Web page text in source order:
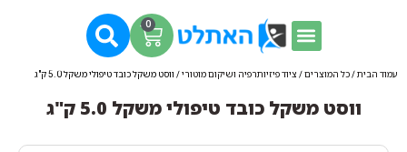
0
עמוד הבית/כל המוצרים/ ציוד פיזיותרפיה ושיקום מוטורי/ ווסט משקל כובד טיפולי משקל 5.0 ק"ג
ווסט משקל כובד טיפולי משקל 5.0 ק"ג